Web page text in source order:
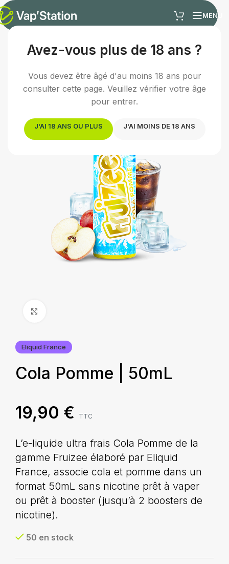
Avez-vous plus de 18 ans ?
Vous devez être âgé d'au moins 18 ans pour
consulter cette page. Veuillez vérifier votre âge
pour entrer.
J'AI 18 ANS OU PLUS J'AI MOINS DE 18 ANS
MENU
Accueil /E-liquides/E-liquide fruité
Eliquid France
Cola Pomme | 50mL
19,90 € TTC
L’e-liquide ultra frais Cola Pomme de la
gamme Fruizee élaboré par Eliquid
France, associe cola et pomme dans un
format 50mL sans nicotine prêt à vaper
ou prêt à booster (jusqu’à 2 boosters de
nicotine).
50 en stock